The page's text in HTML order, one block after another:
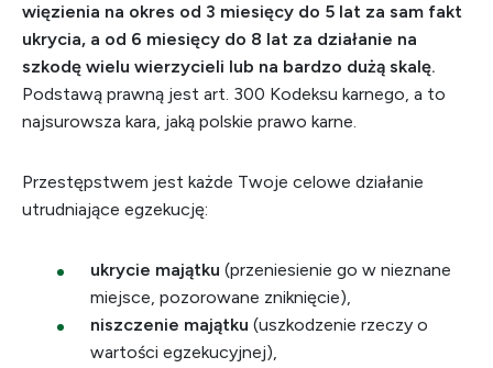
więzienia na okres od 3 miesięcy do 5 lat za sam fakt
ukrycia, a od 6 miesięcy do 8 lat za działanie na
szkodę wielu wierzycieli lub na bardzo dużą skalę.
Podstawą prawną jest art. 300 Kodeksu karnego, a to
najsurowsza kara, jaką polskie prawo karne.
Przestępstwem jest każde Twoje celowe działanie
utrudniające egzekucję:
ukrycie majątku (przeniesienie go w nieznane
miejsce, pozorowane zniknięcie),
niszczenie majątku (uszkodzenie rzeczy o
wartości egzekucyjnej),